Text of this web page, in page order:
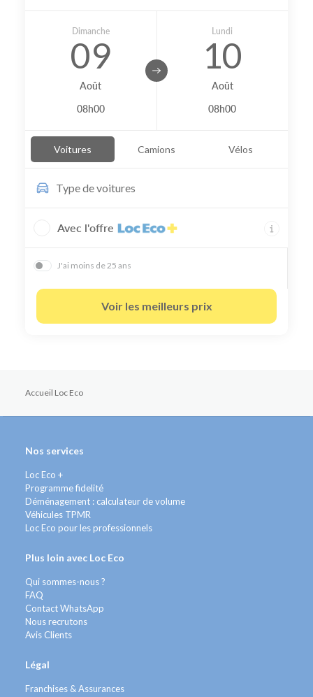
Dimanche
09
Août
08h00
Lundi
10
Août
08h00
Voitures Camions Vélos
Type devoitures
Avec l'offre
J'ai moins de 25 ans
Voir les meilleurs prix
Accueil Loc Eco
Nos services
Loc Eco +
Programme fidelité
Déménagement : calculateur de volume
Véhicules TPMR
Loc Eco pour les professionnels
Plus loin avec Loc Eco
Qui sommes-nous ?
FAQ
Contact WhatsApp
Nous recrutons
Avis Clients
Légal
Franchises & Assurances